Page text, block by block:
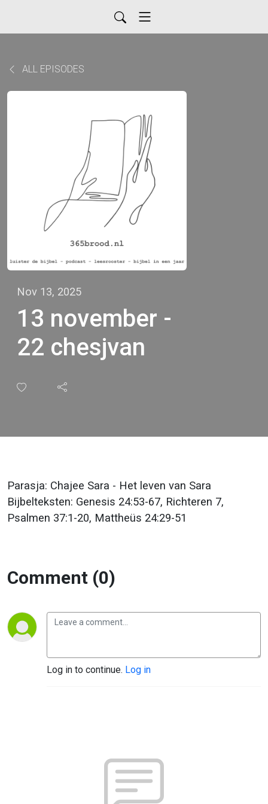
ALL EPISODES
Nov 13, 2025
13 november -
22 chesjvan
Parasja: Chajee Sara - Het leven van Sara
Bijbelteksten: Genesis 24:53-67, Richteren 7,
Psalmen 37:1-20, Mattheüs 24:29-51
Comment (0)
Log in to continue. Log in